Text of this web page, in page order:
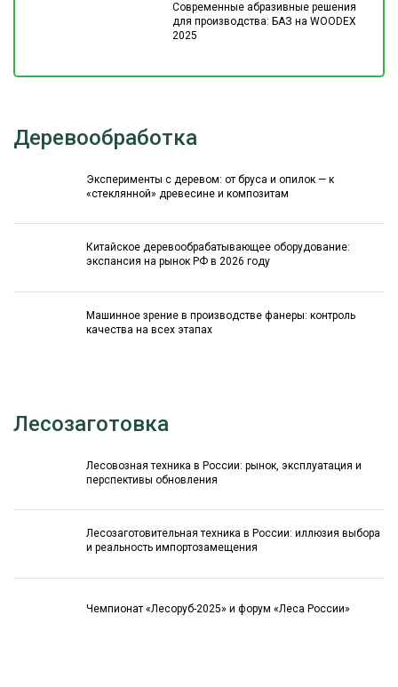
Современные абразивные решения
для производства: БАЗ на WOODEX
2025
Деревообработка
Эксперименты с деревом: от бруса и опилок — к
«стеклянной» древесине и композитам
Китайское деревообрабатывающее оборудование:
экспансия на рынок РФ в 2026 году
Машинное зрение в производстве фанеры: контроль
качества на всех этапах
Лесозаготовка
Лесовозная техника в России: рынок, эксплуатация и
перспективы обновления
Лесозаготовительная техника в России: иллюзия выбора
и реальность импортозамещения
Чемпионат «Лесоруб-2025» и форум «Леса России»